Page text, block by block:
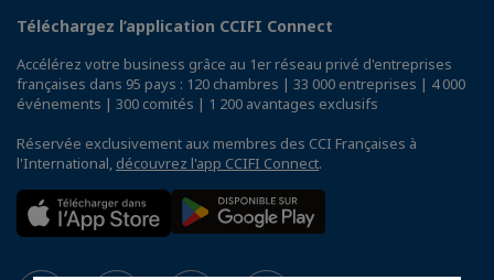
Téléchargez l’application CCIFI Connect
Accélérez votre business grâce au 1er réseau privé d'entreprises
françaises dans 95 pays : 120 chambres | 33 000 entreprises | 4 000
événements | 300 comités | 1 200 avantages exclusifs
Réservée exclusivement aux membres des CCI Françaises à
l'International, découvrez l'app CCIFI Connect.